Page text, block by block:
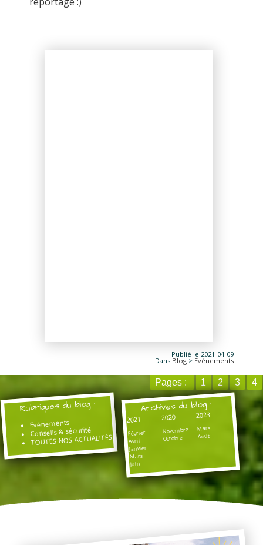
Publié le 2021-04-09
Dans Blog > Evénements
Pages : 1 2 3 4
Rubriques du blog :
Evénements
Conseils & sécurité
TOUTES NOS ACTUALITÉS
Archives du blog :
2021
Février
Avril
Janvier
Mars
Juin
2020
Novembre
Octobre
2023
Mars
Août